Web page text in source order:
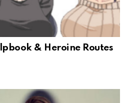
& Heroine Routes